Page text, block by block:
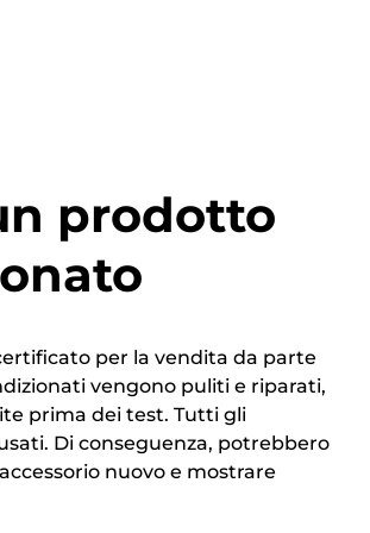
prodotto
per la vendita da parte
vengono puliti e riparati,
prima dei test. Tutti gli
Di conseguenza, potrebbero
nuovo e mostrare